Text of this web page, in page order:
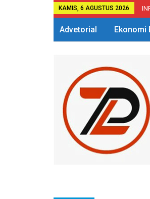
KAMIS, 6 AGUSTUS 2026
Advetorial Ekonomi